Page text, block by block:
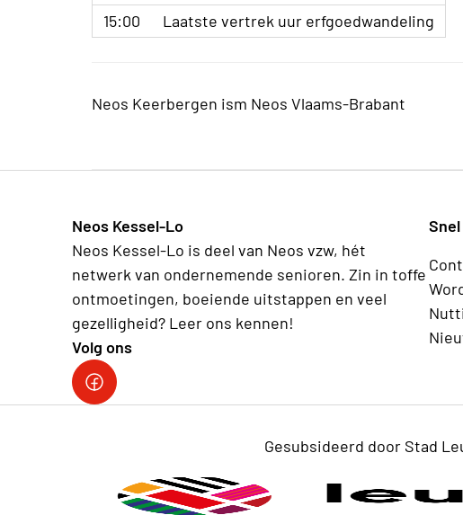
15:00
Laatste vertrek uur erfgoedwandeling
Neos Keerbergen ism Neos Vlaams-Brabant
Neos Kessel-Lo
Neos Kessel-Lo is deel van Neos vzw, hét
netwerk van ondernemende senioren. Zin in toffe
ontmoetingen, boeiende uitstappen en veel
gezelligheid? Leer ons kennen!
Volg ons
facebook
Gesubsideerd door Stad